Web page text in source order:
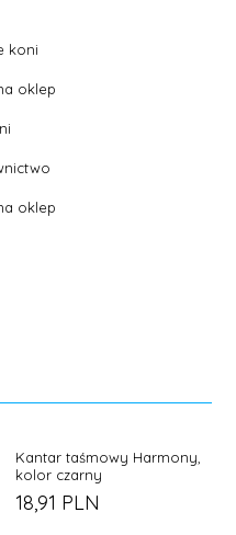
koni
oklep
oklep
Kantar taśmowy Harmony,
kolor czarny
18,91 PLN